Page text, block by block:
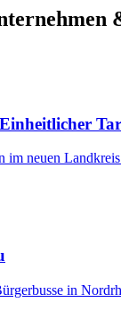
im neuen
in